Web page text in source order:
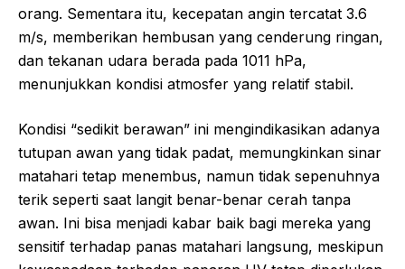
orang. Sementara itu, kecepatan angin tercatat 3.6
m/s, memberikan hembusan yang cenderung ringan,
dan tekanan udara berada pada 1011 hPa,
menunjukkan kondisi atmosfer yang relatif stabil.
Kondisi “sedikit berawan” ini mengindikasikan adanya
tutupan awan yang tidak padat, memungkinkan sinar
matahari tetap menembus, namun tidak sepenuhnya
terik seperti saat langit benar-benar cerah tanpa
awan. Ini bisa menjadi kabar baik bagi mereka yang
sensitif terhadap panas matahari langsung, meskipun